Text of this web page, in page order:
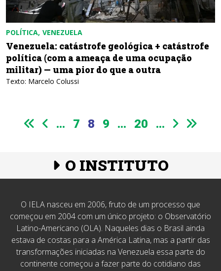
POLÍTICA VENEZUELA
Venezuela: catástrofe geológica + catástrofe
política (com a ameaça de uma ocupação
militar) — uma pior do que a outra
Texto: Marcelo Colussi
... 7 8 9 ... 20 ...
O INSTITUTO
O IELA nasceu em 2006, fruto de um processo que
começou em 2004 com um único projeto: o Observatório
Latino-Americano (OLA). Naqueles dias o Brasil ainda
estava de costas para a América Latina, mas a partir das
transformações iniciadas na Venezuela essa parte do
continente começou a fazer parte do cotidiano das